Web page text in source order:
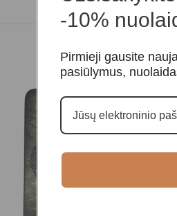
-10%
Pirmieji gausite
pasiūlymus,